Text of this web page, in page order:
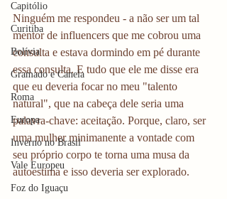
Capitólio
Curitiba
Bolívia
Gramado e Canela
Roma
Europa
Inverno no Brasil
Vale Europeu
Foz do Iguaçu
Ninguém me respondeu - a não ser um tal
mentor de influencers que me cobrou uma
consulta e estava dormindo em pé durante
essa consulta. E tudo que ele me disse era
que eu deveria focar no meu "talento
natural", que na cabeça dele seria uma
palavra-chave: aceitação. Porque, claro, ser
uma mulher minimanente a vontade com
seu próprio corpo te torna uma musa da
autoestima e isso deveria ser explorado.